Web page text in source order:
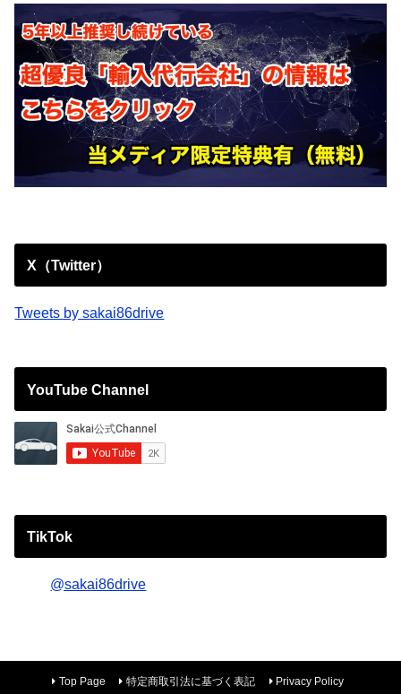
X（Twitter）
Tweets by sakai86drive
YouTube Channel
TikTok
@sakai86drive
Top Page 特定商取引法に基づく表記 Privacy Policy